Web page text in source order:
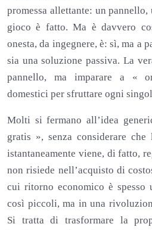
promessa allettante: un
gioco è fatto. Ma è davvero
onesta, da ingegnere, è: sì, ma a
sia una soluzione passiva. La
pannello, ma imparare a «
domestici per sfruttare ogni
Molti si fermano all’idea
gratis », senza considerare che
istantaneamente viene, di fatto,
non risiede nell’acquisto di
cui ritorno economico è spesso
così piccoli, ma in una
Si tratta di trasformare la